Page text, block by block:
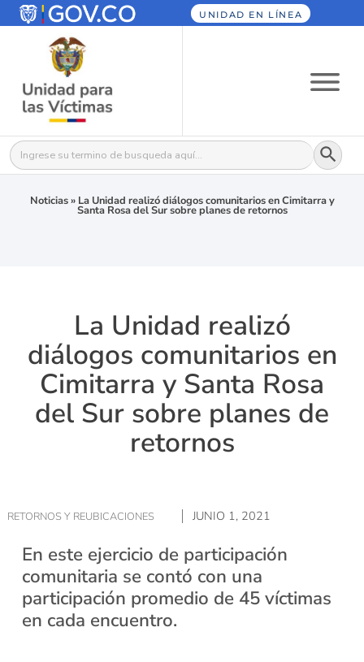
UNIDAD EN LÍNEA
Buscar: Botón
Noticias» La Unidad realizó diálogos comunitarios en Cimitarra y
Santa Rosa del Sur sobre planes de retornos
La Unidad realizó
diálogos comunitarios en
Cimitarra y Santa Rosa
del Sur sobre planes de
retornos
RETORNOS Y REUBICACIONES JUNIO 1, 2021
En este ejercicio de participación
comunitaria se contó con una
participación promedio de 45 víctimas
en cada encuentro.